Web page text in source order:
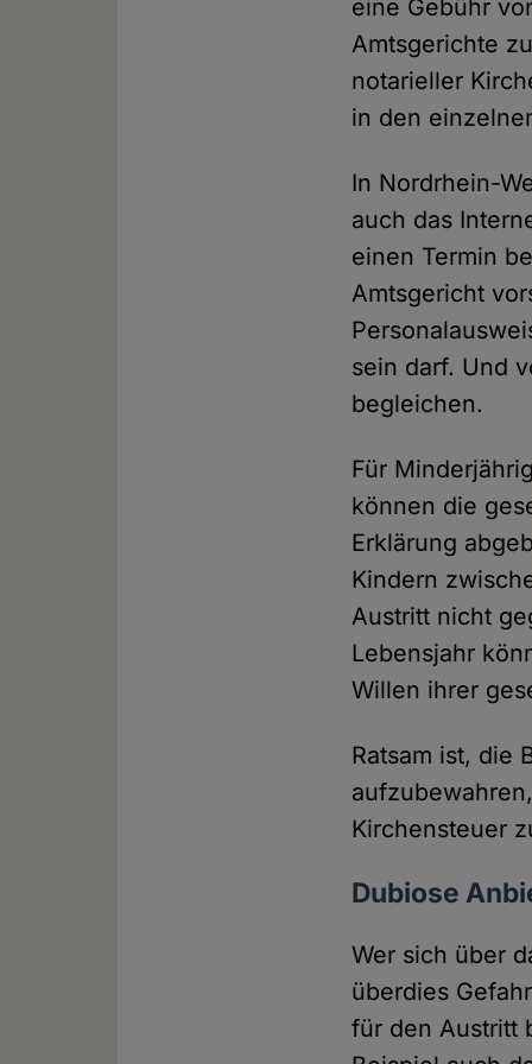
eine Gebühr
Amtsgerichte
notarieller
in den
In Nordrhein-
auch das
einen Termin
Amtsgericht
sein darf. Und
begleichen.
Für
können die
Erklärung
Kindern
Austritt nicht
Lebensjahr
Willen ihrer
Ratsam ist, die
Kirchensteuer
Dubiose
Wer sich über
überdies
für den Austritt